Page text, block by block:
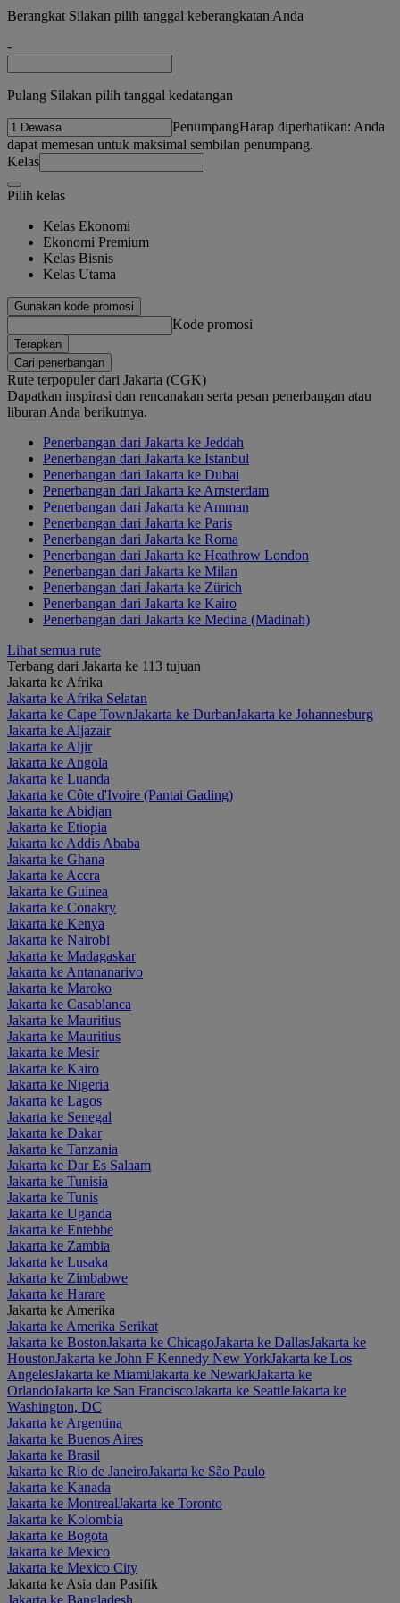
Berangkat Silakan pilih tanggal keberangkatan Anda
-
Pulang Silakan pilih tanggal kedatangan
PenumpangHarap diperhatikan: Anda
dapat memesan untuk maksimal sembilan penumpang.
Kelas
Pilih kelas
Kelas Ekonomi
Ekonomi Premium
Kelas Bisnis
Kelas Utama
Gunakan kode promosi
Kode promosi
Terapkan
Cari penerbangan
Rute terpopuler dari Jakarta (CGK)
Dapatkan inspirasi dan rencanakan serta pesan penerbangan atau
liburan Anda berikutnya.
Penerbangan dari Jakarta ke Jeddah
Penerbangan dari Jakarta ke Istanbul
Penerbangan dari Jakarta ke Dubai
Penerbangan dari Jakarta ke Amsterdam
Penerbangan dari Jakarta ke Amman
Penerbangan dari Jakarta ke Paris
Penerbangan dari Jakarta ke Roma
Penerbangan dari Jakarta ke Heathrow London
Penerbangan dari Jakarta ke Milan
Penerbangan dari Jakarta ke Zürich
Penerbangan dari Jakarta ke Kairo
Penerbangan dari Jakarta ke Medina (Madinah)
Lihat semua rute
Terbang dari Jakarta ke 113 tujuan
Jakarta ke Afrika
Jakarta ke Afrika Selatan
Jakarta ke Cape TownJakarta ke DurbanJakarta ke Johannesburg
Jakarta ke Aljazair
Jakarta ke Aljir
Jakarta ke Angola
Jakarta ke Luanda
Jakarta ke Côte d'Ivoire (Pantai Gading)
Jakarta ke Abidjan
Jakarta ke Etiopia
Jakarta ke Addis Ababa
Jakarta ke Ghana
Jakarta ke Accra
Jakarta ke Guinea
Jakarta ke Conakry
Jakarta ke Kenya
Jakarta ke Nairobi
Jakarta ke Madagaskar
Jakarta ke Antananarivo
Jakarta ke Maroko
Jakarta ke Casablanca
Jakarta ke Mauritius
Jakarta ke Mauritius
Jakarta ke Mesir
Jakarta ke Kairo
Jakarta ke Nigeria
Jakarta ke Lagos
Jakarta ke Senegal
Jakarta ke Dakar
Jakarta ke Tanzania
Jakarta ke Dar Es Salaam
Jakarta ke Tunisia
Jakarta ke Tunis
Jakarta ke Uganda
Jakarta ke Entebbe
Jakarta ke Zambia
Jakarta ke Lusaka
Jakarta ke Zimbabwe
Jakarta ke Harare
Jakarta ke Amerika
Jakarta ke Amerika Serikat
Jakarta ke BostonJakarta ke ChicagoJakarta ke DallasJakarta ke
HoustonJakarta ke John F Kennedy New YorkJakarta ke Los
AngelesJakarta ke MiamiJakarta ke NewarkJakarta ke
OrlandoJakarta ke San FranciscoJakarta ke SeattleJakarta ke
Washington, DC
Jakarta ke Argentina
Jakarta ke Buenos Aires
Jakarta ke Brasil
Jakarta ke Rio de JaneiroJakarta ke São Paulo
Jakarta ke Kanada
Jakarta ke MontrealJakarta ke Toronto
Jakarta ke Kolombia
Jakarta ke Bogota
Jakarta ke Mexico
Jakarta ke Mexico City
Jakarta ke Asia dan Pasifik
Jakarta ke Bangladesh